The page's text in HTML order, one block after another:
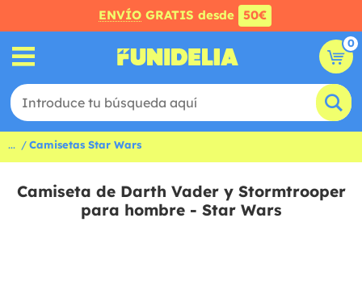
ENVÍO GRATIS desde 50€
0
... Camisetas Star Wars
Camiseta de Darth Vader y Stormtrooper
para hombre - Star Wars